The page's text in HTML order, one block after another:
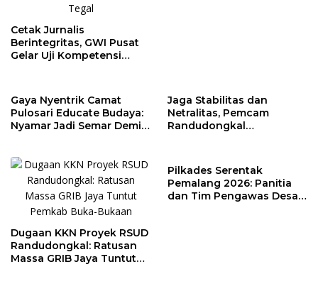
Cetak Jurnalis
Berintegritas, GWI Pusat
Gelar Uji Kompetensi
Gaya Nyentrik Camat
Pulosari Educate Budaya:
Nyamar Jadi Semar Demi
Jaga Stabilitas dan
Netralitas, Pemcam
Randudongkal
Dugaan KKN Proyek RSUD
Randudongkal: Ratusan
Massa GRIB Jaya Tuntut
Pilkades Serentak
Pemalang 2026: Panitia
dan Tim Pengawas Desa